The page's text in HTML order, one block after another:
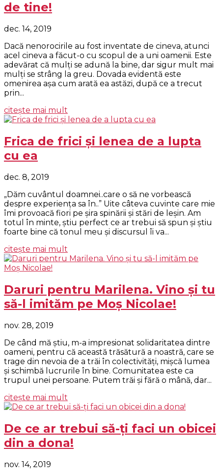
de tine!
dec. 14, 2019
Dacă nenorocirile au fost inventate de cineva, atunci
acel cineva a făcut-o cu scopul de a uni oamenii. Este
adevărat că mulţi se adună la bine, dar sigur mult mai
mulţi se strâng la greu. Dovada evidentă este
omenirea aşa cum arată ea astăzi, după ce a trecut
prin...
citește mai mult
Frica de frici şi lenea de a lupta
cu ea
dec. 8, 2019
„Dăm cuvântul doamnei..care o să ne vorbească
despre experienţa sa în..” Uite câteva cuvinte care mie
îmi provoacă fiori pe şira spinării şi stări de leşin. Am
totul în minte, ştiu perfect ce ar trebui să spun şi ştiu
foarte bine că tonul meu şi discursul îi va...
citește mai mult
Daruri pentru Marilena. Vino şi tu
să-l imităm pe Moş Nicolae!
nov. 28, 2019
De când mă ştiu, m-a impresionat solidaritatea dintre
oameni, pentru că această trăsătură a noastră, care se
trage din nevoia de a trăi în colectivităţi, mişcă lumea
şi schimbă lucrurile în bine. Comunitatea este ca
trupul unei persoane. Putem trăi şi fără o mână, dar...
citește mai mult
De ce ar trebui să-ți faci un obicei
din a dona!
nov. 14, 2019